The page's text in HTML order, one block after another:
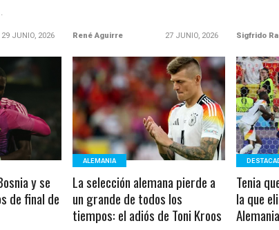
29 JUNIO, 2026 René Aguirre 27 JUNIO, 2026 Sigfrido
y se
de final de
LEER MÁS
ALEMANIA
La selección alemana pierde a
un grande de todos los
tiempos: el adiós de Toni Kroos
Tenia
la que
Ministerio